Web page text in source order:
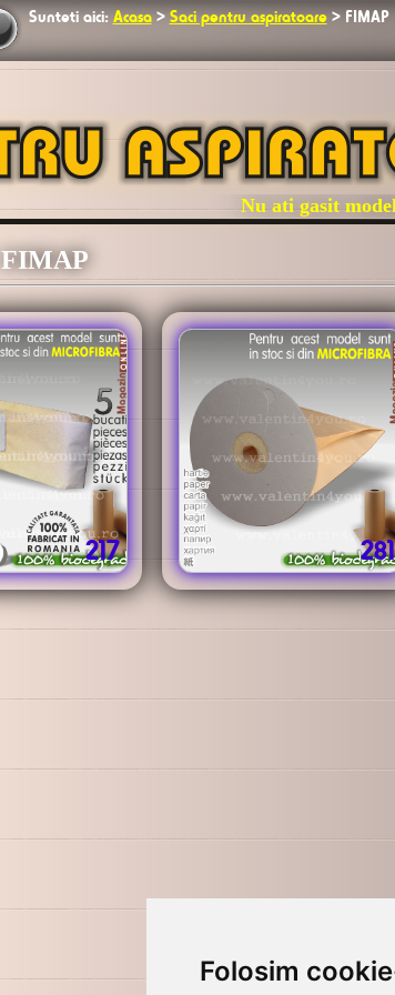
Folosim
Sunteti aici: Acasa> Saci pentru aspiratoare> FIMAP
Nu ati gasit modelul
FIMAP
217 281